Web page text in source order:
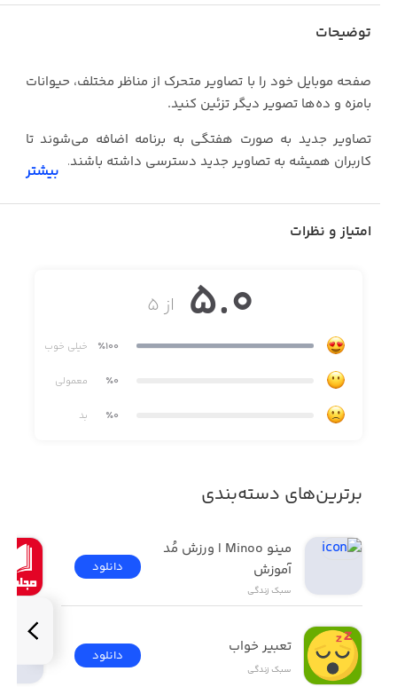
توضیحات
صفحه موبایل خود را با تصاویر متحرک از مناظر مختلف، حیوانات
بامزه و ده‌ها تصویر دیگر تزئین کنید.
تصاویر جدید به صورت هفتگی به برنامه اضافه می‌شوند تا
کاربران همیشه به تصاویر جدید دسترسی داشته باشند.
· تصویر ذخیره‌شده را به عنوان تصویر پس‌زمینه صفحه اولیه
· شاهد جادوی تصاویر متحرک بر روی صفحه موبایل خود باشید
تصویر متحرک و باکیفیت را بر روی صفحه موبایل خود قرار داده
و توجه اطرافیان را آن جلب کنید.
Mode وجود ندارد.
بیشتر
امتیاز و نظرات
از ۵ 5.0
٪100 خیلی خوب
٪0 معمولی
٪0 بد
برترین‌های دسته‌بندی
مینو Minoo | ورزش مُد
آموزش
سبک زندگی
دانلود
تعبیر خواب
سبک زندگی
دانلود